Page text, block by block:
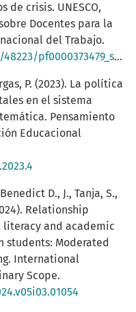
crisis. UNESCO,
Docentes para la
del Trabajo.
pf0000373479_spa
P. (2023). La política
en el sistema
Pensamiento
Educacional
D., J., Tanja, S.,
Relationship
and academic
students: Moderated
International
Scope.